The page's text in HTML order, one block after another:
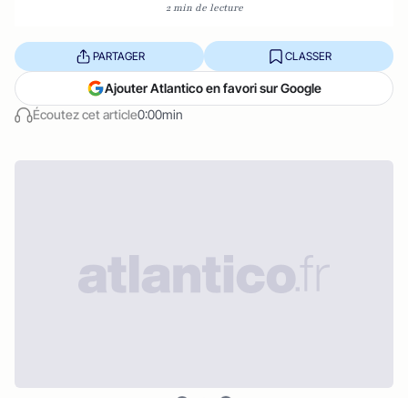
2 min de lecture
Écoutez cet article0:00min
PARTAGER CLASSER
Ajouter Atlantico en favori sur Google